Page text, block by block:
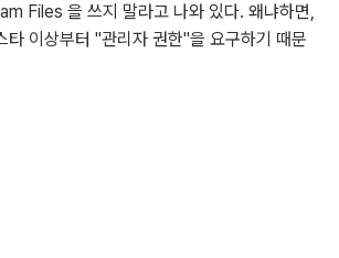
Files 을 쓰지 말라고 나와 있다. 왜냐하면,
타 이상부터 "관리자 권한"을 요구하기 때문